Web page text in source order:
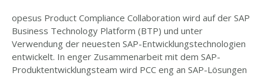
opesus Product Compliance Collaboration wird auf der SAP
Business Technology Platform (BTP) und unter
Verwendung der neuesten SAP-Entwicklungstechnologien
entwickelt. In enger Zusammenarbeit mit dem SAP-
Produktentwicklungsteam wird PCC eng an SAP-Lösungen